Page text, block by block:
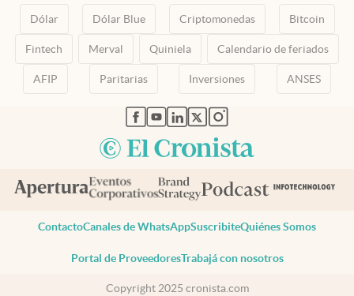
Dólar Dólar Blue Criptomonedas Bitcoin
Fintech Merval Quiniela Calendario de feriados
AFIP Paritarias Inversiones ANSES
abre en nueva pestaña
abre en nueva pestaña
abre en nueva pestaña
abre en nueva pestaña
abre en nueva pestaña
ContactoCanales de WhatsAppSuscribiteQuiénes Somos
Portal de ProveedoresTrabajá con nosotros
Copyright 2025 cronista.com